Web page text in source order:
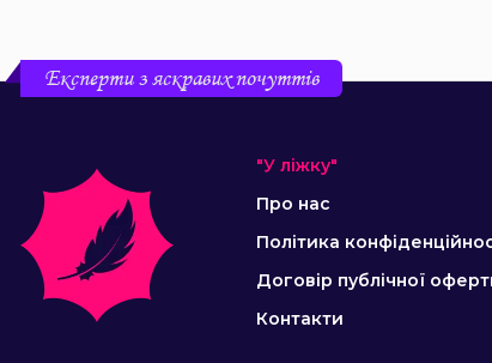
Експерти з яскравих почуттів
"У ліжку"
Про нас
Політика
Договір публічної
Контакти